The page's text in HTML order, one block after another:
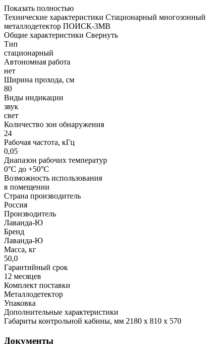
Показать полностью
Технические характеристики Стационарный многозонный
металлодетектор ПОИСК-3MB
Общие характеристики Свернуть
Тип
стационарный
Автономная работа
нет
Ширина прохода, см
80
Виды индикации
звук
свет
Количество зон обнаружения
24
Рабочая частота, кГц
0,05
Диапазон рабочих температур
0°С до +50°С
Возможность использования
в помещении
Страна производитель
Россия
Производитель
Лаванда-Ю
Бренд
Лаванда-Ю
Масса, кг
50,0
Гарантийный срок
12 месяцев
Комплект поставки
Металлодетектор
Упаковка
Дополнительные характеристики
Габариты контрольной кабины, мм 2180 х 810 х 570
Документы